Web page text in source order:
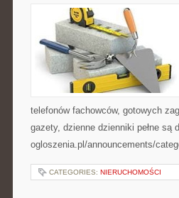
telefonów fachowców, gotowych
gazety, dzienne dzienniki pełne są
ogloszenia.pl/announcements/
CATEGORIES: NIERUCHOMOŚCI